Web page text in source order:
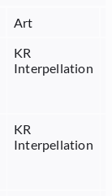
Art
KR
Interpellation
KR
Interpellation